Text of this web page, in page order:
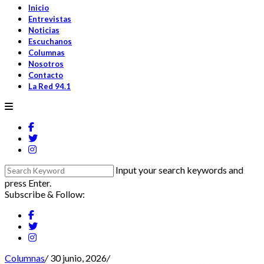
Inicio
Entrevistas
Noticias
Escuchanos
Columnas
Nosotros
Contacto
La Red 94.1
Input your search keywords and
press Enter.
Subscribe & Follow:
Columnas/30 junio, 2026/